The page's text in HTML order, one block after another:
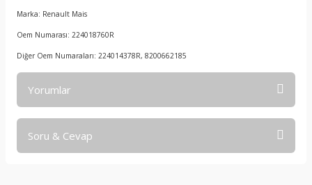
Marka: Renault Mais
Oem Numarası: 224018760R
Diğer Oem Numaraları: 224014378R, 8200662185
Yorumlar
Soru & Cevap